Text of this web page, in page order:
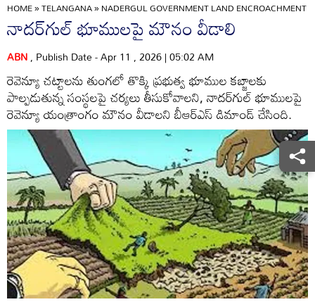
HOME»TELANGANA»NADERGUL GOVERNMENT LAND ENCROACHMENT
నాదర్‌గుల్‌ భూములపై మౌనం వీడాలి
ABN, Publish Date - Apr 11 , 2026 | 05:02 AM
రెవెన్యూ చట్టాలను తుంగలో తొక్కి ప్రభుత్వ భూముల కబ్జాలకు
పాల్పడుతున్న సంస్థలపై చర్యలు తీసుకోవాలని, నాదర్‌గుల్‌ భూములపై
రెవెన్యూ యంత్రాంగం మౌనం వీడాలని బీఆర్‌ఎస్‌ డిమాండ్‌ చేసింది.